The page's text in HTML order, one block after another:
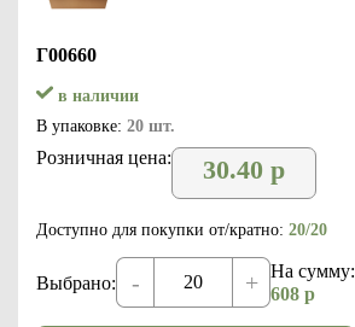
Г00660
в наличии
В упаковке: 20 шт.
Розничная цена: 30.40 р
Доступно для покупки от/кратно: 20/20
Выбрано: - +
На сумму:
608 р